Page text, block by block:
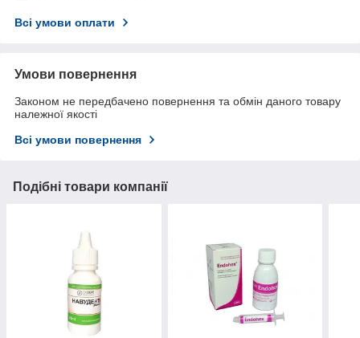
Всі умови оплати
Умови повернення
Законом не передбачено повернення та обмін даного товару
належної якості
Всі умови повернення
Подібні товари компанії